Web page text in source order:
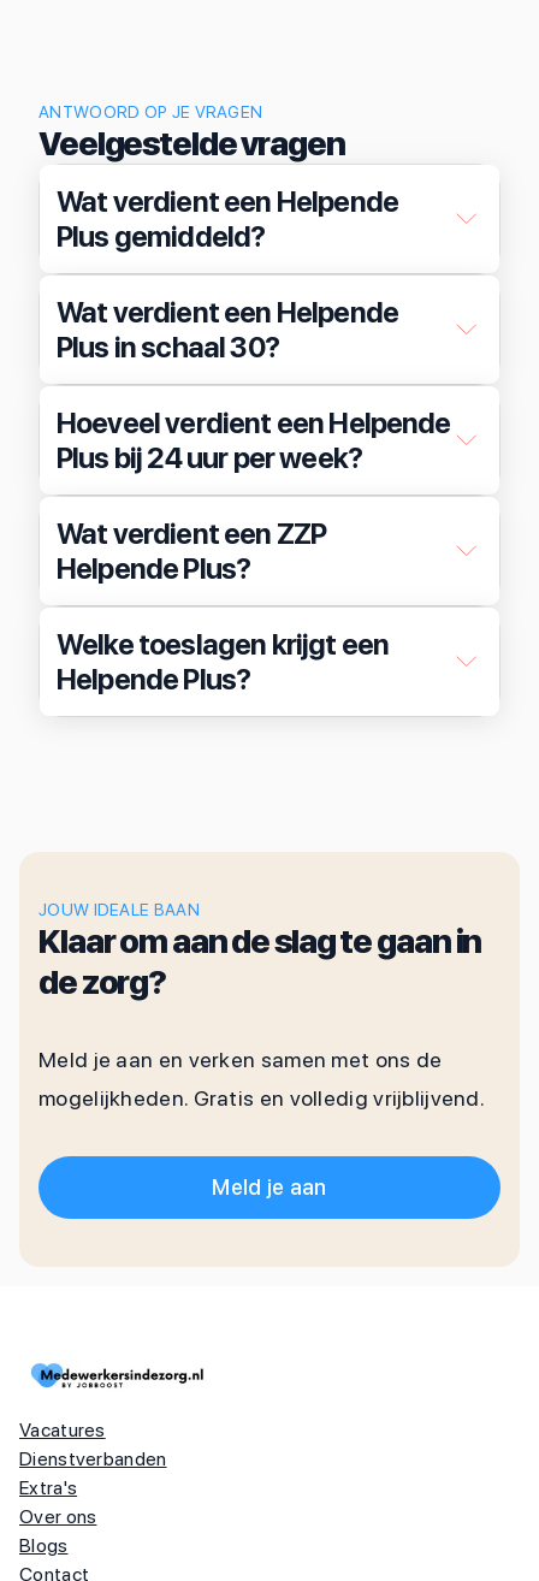
ANTWOORD OP JE VRAGEN
Veelgestelde vragen
Wat verdient een Helpende
Plus gemiddeld?
Wat verdient een Helpende
Plus in schaal 30?
Hoeveel verdient een Helpende
Plus bij 24 uur per week?
Wat verdient een ZZP
Helpende Plus?
Welke toeslagen krijgt een
Helpende Plus?
JOUW IDEALE BAAN
Klaar om aan de slag te gaan in
de zorg?
Meld je aan en verken samen met ons de
mogelijkheden. Gratis en volledig vrijblijvend.
Meld je aan
Vacatures
Dienstverbanden
Extra's
Over ons
Blogs
Contact